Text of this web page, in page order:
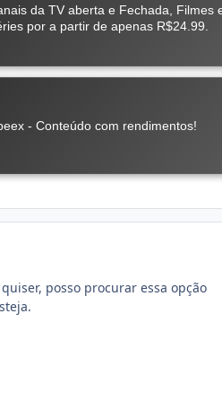
posso procurar essa opção